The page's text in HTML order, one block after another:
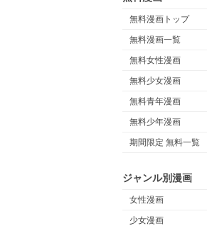
無料漫画トップ
無料漫画一覧
無料女性漫画
無料少女漫画
無料青年漫画
無料少年漫画
期間限定 無料一覧
ジャンル別漫画
女性漫画
少女漫画